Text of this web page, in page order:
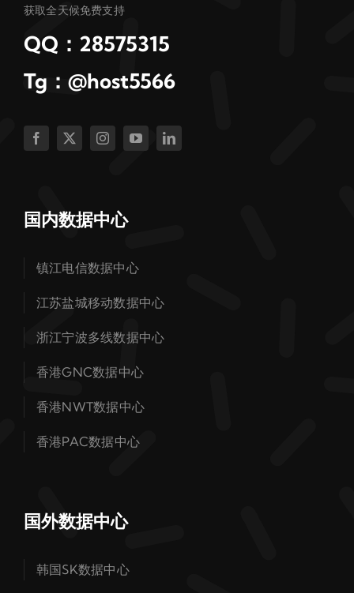
获取全天候免费支持
QQ：28575315
Tg：@host5566
国内数据中心
镇江电信数据中心
江苏盐城移动数据中心
浙江宁波多线数据中心
香港GNC数据中心
香港NWT数据中心
香港PAC数据中心
国外数据中心
韩国SK数据中心